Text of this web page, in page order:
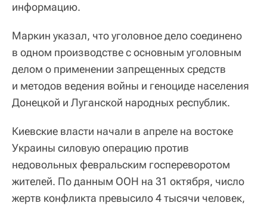
информацию.
Маркин указал, что уголовное дело соединено
в одном производстве с основным уголовным
делом о применении запрещенных средств
и методов ведения войны и геноциде населения
Донецкой и Луганской народных республик.
Киевские власти начали в апреле на востоке
Украины силовую операцию против
недовольных февральским госпереворотом
жителей. По данным ООН на 31 октября, число
жертв конфликта превысило 4 тысячи человек,